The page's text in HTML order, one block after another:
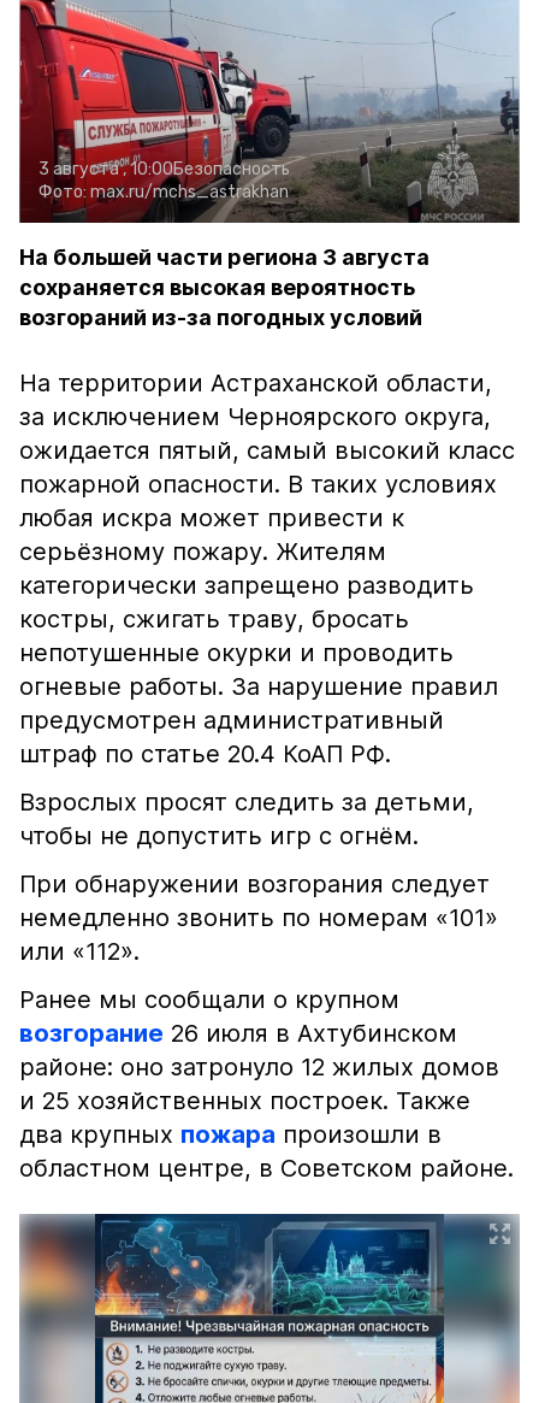
3 августа , 10:00Безопасность
Фото: max.ru/mchs_astrakhan
На большей части региона 3 августа
сохраняется высокая вероятность
возгораний из-за погодных условий
На территории Астраханской области,
за исключением Черноярского округа,
ожидается пятый, самый высокий класс
пожарной опасности. В таких условиях
любая искра может привести к
серьёзному пожару. Жителям
категорически запрещено разводить
костры, сжигать траву, бросать
непотушенные окурки и проводить
огневые работы. За нарушение правил
предусмотрен административный
штраф по статье 20.4 КоАП РФ.
Взрослых просят следить за детьми,
чтобы не допустить игр с огнём.
При обнаружении возгорания следует
немедленно звонить по номерам «101»
или «112».
Ранее мы сообщали о крупном
возгорание 26 июля в Ахтубинском
районе: оно затронуло 12 жилых домов
и 25 хозяйственных построек. Также
два крупных пожара произошли в
областном центре, в Советском районе.